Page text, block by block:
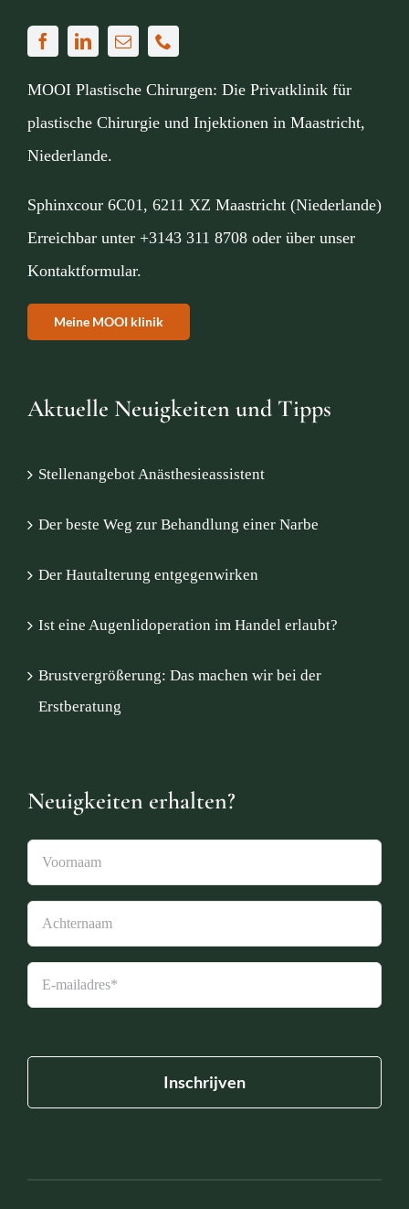
MOOI Plastische Chirurgen: Die Privatklinik für
plastische Chirurgie und Injektionen in Maastricht,
Niederlande.
Sphinxcour 6C01, 6211 XZ Maastricht (Niederlande)
Erreichbar unter +3143 311 8708oder über unser
Kontaktformular.
Meine MOOI klinik
Aktuelle Neuigkeiten und Tipps
Stellenangebot Anästhesieassistent
Der beste Weg zur Behandlung einer Narbe
Der Hautalterung entgegenwirken
Ist eine Augenlidoperation im Handel erlaubt?
Brustvergrößerung: Das machen wir bei der
Erstberatung
Neuigkeiten erhalten?